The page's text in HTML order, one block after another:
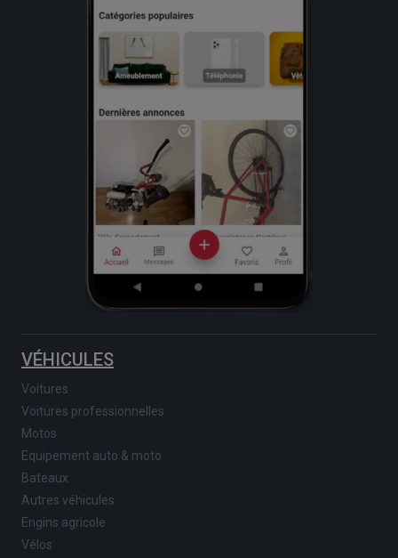
VÉHICULES
Voitures
Voitures professionnelles
Motos
Equipement auto & moto
Bateaux
Autres véhicules
Engins agricole
Vélos